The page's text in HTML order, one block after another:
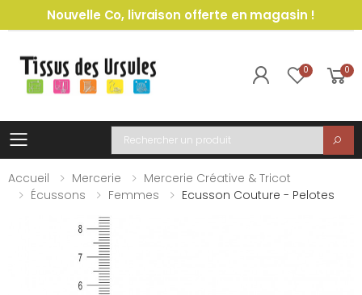
Nouvelle Co, livraison offerte en magasin !
0 0
Toggle mobile menu
Recherche
Accueil
Mercerie
Mercerie Créative & Tricot
Écussons
Femmes Ecusson Couture - Pelotes